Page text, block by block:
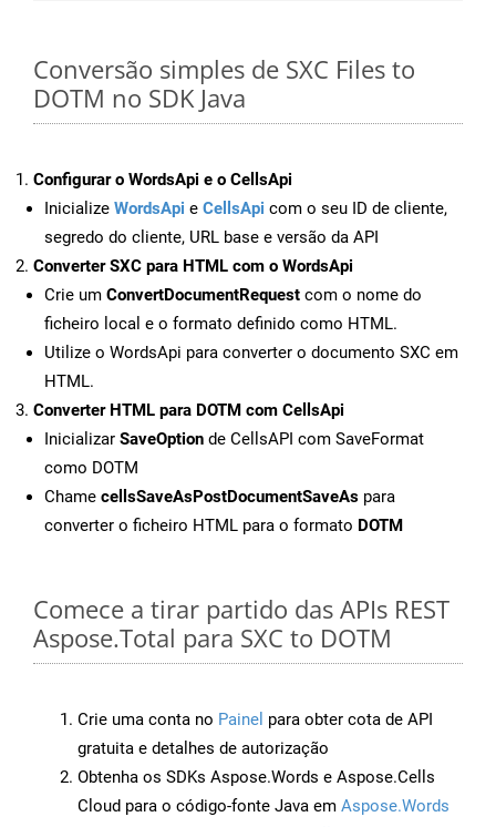
Conversão simples de SXC Files to
DOTM no SDK Java
Configurar o WordsApi e o CellsApi
Inicialize WordsApi e CellsApi com o seu ID de cliente,
segredo do cliente, URL base e versão da API
Converter SXC para HTML com o WordsApi
Crie um ConvertDocumentRequest com o nome do
ficheiro local e o formato definido como HTML.
Utilize o WordsApi para converter o documento SXC em
HTML.
Converter HTML para DOTM com CellsApi
Inicializar SaveOption de CellsAPI com SaveFormat
como DOTM
Chame cellsSaveAsPostDocumentSaveAs para
converter o ficheiro HTML para o formato DOTM
Comece a tirar partido das APIs REST
Aspose.Total para SXC to DOTM
Crie uma conta no Painel para obter cota de API
gratuita e detalhes de autorização
Obtenha os SDKs Aspose.Words e Aspose.Cells
Cloud para o código-fonte Java em Aspose.Words